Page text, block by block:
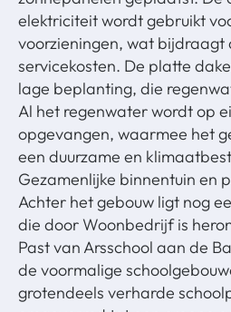
elektriciteit wordt gebruikt
voorzieningen, wat bijdraagt
servicekosten. De platte
lage beplanting, die
Al het regenwater wordt op
opgevangen, waarmee het
een duurzame en
Gezamenlijke binnentuin en
Achter het gebouw ligt nog
die door Woonbedrijf is
Past van Arsschool aan de
de voormalige
grotendeels verharde